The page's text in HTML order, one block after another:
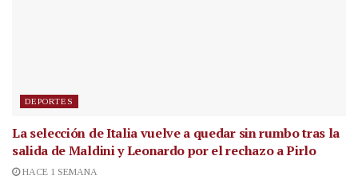
DEPORTES
La selección de Italia vuelve a quedar sin rumbo tras la
salida de Maldini y Leonardo por el rechazo a Pirlo
HACE 1 SEMANA